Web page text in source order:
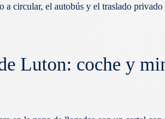
a circular, el autobús y el traslado privado
Luton: coche y